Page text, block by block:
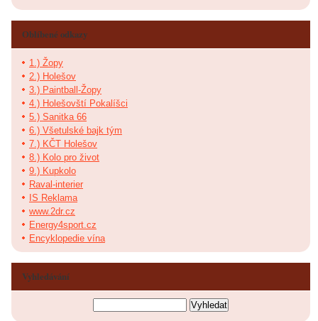
Oblíbené odkazy
1.) Žopy
2.) Holešov
3.) Paintball-Žopy
4.) Holešovští Pokalíšci
5.) Sanitka 66
6.) Všetulské bajk tým
7.) KČT Holešov
8.) Kolo pro život
9.) Kupkolo
Raval-interier
IS Reklama
www.2dr.cz
Energy4sport.cz
Encyklopedie vína
Vyhledávání